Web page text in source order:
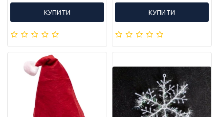
т
о
КУПИТИ КУПИТИ